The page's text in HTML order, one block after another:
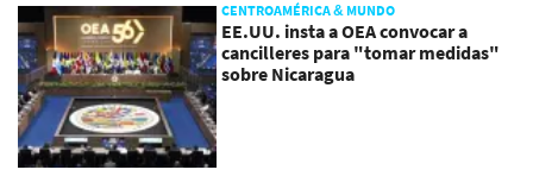
CENTROAMÉRICA & MUNDO
EE.UU. insta a OEA convocar a
cancilleres para "tomar medidas"
sobre Nicaragua